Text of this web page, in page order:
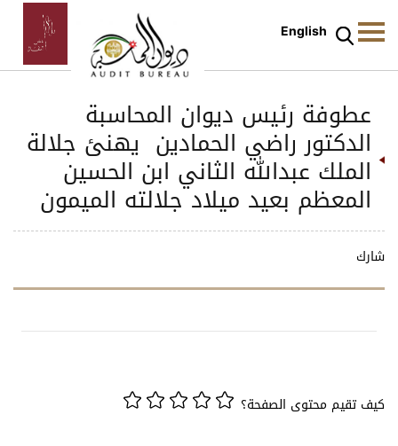
English
عطوفة رئيس ديوان المحاسبة
الدكتور راضي الحمادين يهنئ جلالة
الملك عبدالله الثاني ابن الحسين
المعظم بعيد ميلاد جلالته الميمون
شارك
كيف تقيم محتوى الصفحة؟